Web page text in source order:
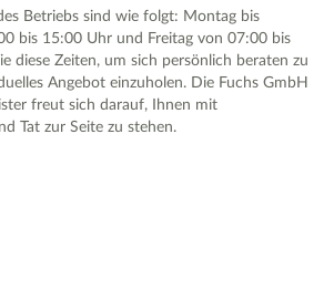
Betriebs sind wie folgt: Montag bis
bis 15:00 Uhr und Freitag von 07:00 bis
diese Zeiten, um sich persönlich beraten zu
Angebot einzuholen. Die Fuchs GmbH
freut sich darauf, Ihnen mit
Tat zur Seite zu stehen.